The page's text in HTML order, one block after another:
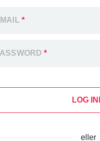
*
*
LOG
eller